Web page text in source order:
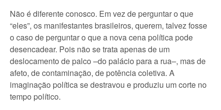
Não é diferente conosco. Em vez de perguntar o que
“eles”, os manifestantes brasileiros, querem, talvez fosse
o caso de perguntar o que a nova cena política pode
desencadear. Pois não se trata apenas de um
deslocamento de palco –do palácio para a rua–, mas de
afeto, de contaminação, de potência coletiva. A
imaginação política se destravou e produziu um corte no
tempo político.